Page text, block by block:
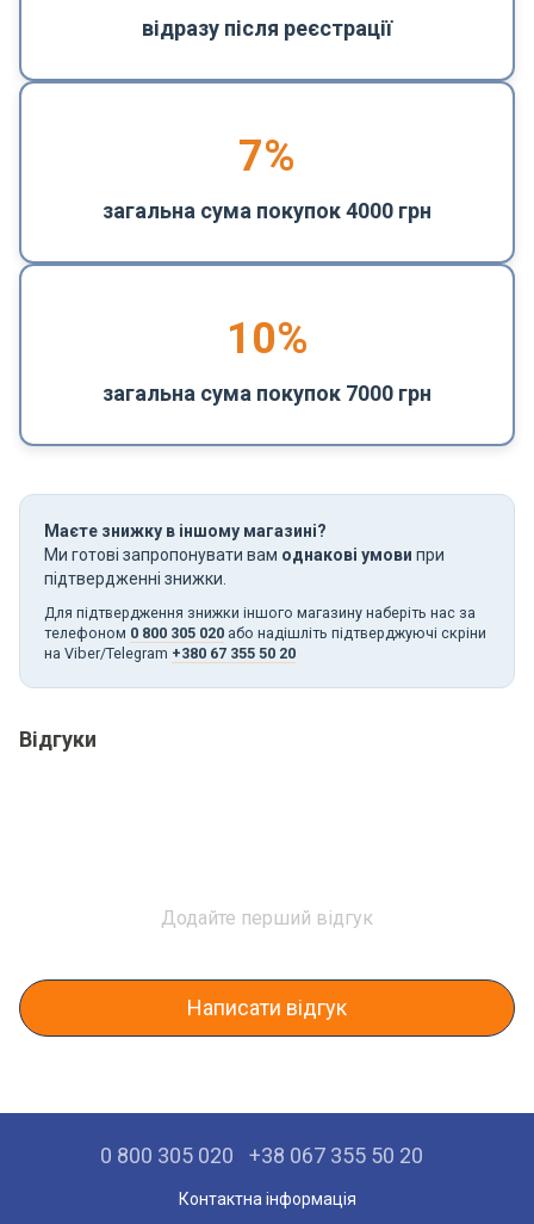
відразу після реєстрації
7%
загальна сума покупок 4000 грн
10%
загальна сума покупок 7000 грн
Маєте знижку в іншому магазині?
Ми готові запропонувати вам однакові умови при
підтвердженні знижки.
Для підтвердження знижки іншого магазину наберіть нас за
телефоном 0 800 305 020 або надішліть підтверджуючі скріни
на Viber/Telegram +380 67 355 50 20
Відгуки
Додайте перший відгук
Написати відгук
0 800 305 020 +38 067 355 50 20
Контактна інформація